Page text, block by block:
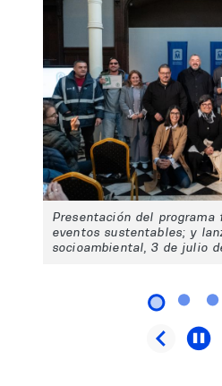
Presentación del
eventos sustentables; y
socioambiental, 3 de julio